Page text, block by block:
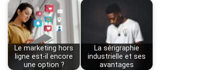
Le marketing hors
ligne est-il encore
une option ?
La sérigraphie
industrielle et ses
avantages